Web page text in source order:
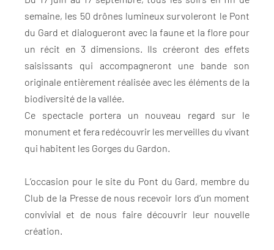
semaine, les 50 drônes lumineux survoleront le Pont
du Gard et dialogueront avec la faune et la flore pour
un récit en 3 dimensions. Ils créeront des effets
saisissants qui accompagneront une bande son
originale entièrement réalisée avec les éléments de la
biodiversité de la vallée.
Ce spectacle portera un nouveau regard sur le
monument et fera redécouvrir les merveilles du vivant
qui habitent les Gorges du Gardon.
L’occasion pour le site du Pont du Gard, membre du
Club de la Presse de nous recevoir lors d’un moment
convivial et de nous faire découvrir leur nouvelle
création.